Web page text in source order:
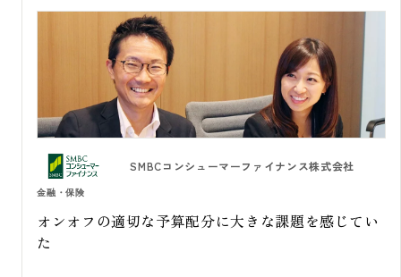
SMBCコンシューマーファイナンス株式会社
金融・保険
オンオフの適切な予算配分に大きな課題を感じてい
た